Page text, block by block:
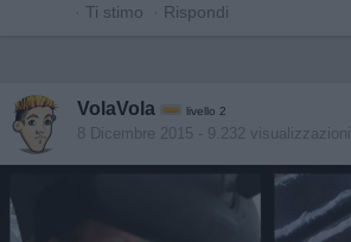
· Ti stimo · Rispondi
VolaVola livello 2
8 Dicembre 2015 - 9.232 visualizzazioni